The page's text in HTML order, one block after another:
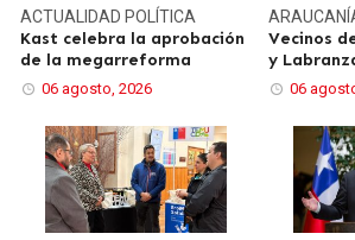
ACTUALIDAD POLÍTICA
Kast celebra la aprobación
de la megarreforma
06 agosto, 2026
Vecinos
y
06